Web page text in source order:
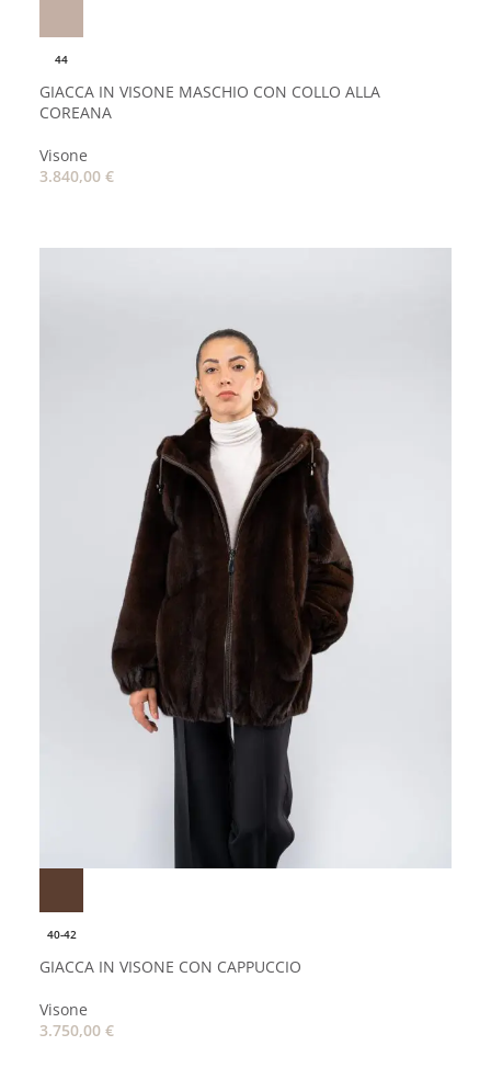
44
GIACCA IN VISONE MASCHIO CON COLLO ALLA
COREANA
Visone
3.840,00 €
40-42
GIACCA IN VISONE CON CAPPUCCIO
Visone
3.750,00 €